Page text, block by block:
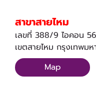
สาขาสายไหม
เลขที่ 388/9 ไอคอน
เขตสายไหม กรุงเทพม
Map